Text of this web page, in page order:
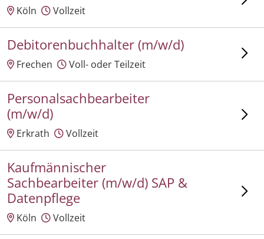
Köln Vollzeit
Debitorenbuchhalter (m/w/d)
Frechen Voll- oder Teilzeit
Personalsachbearbeiter
(m/w/d)
Erkrath Vollzeit
Kaufmännischer
Sachbearbeiter (m/w/d) SAP &
Datenpflege
Köln Vollzeit